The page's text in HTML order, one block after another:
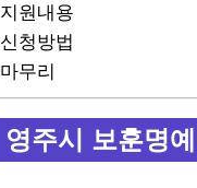
지원내용
신청방법
마무리
영주시 보훈명